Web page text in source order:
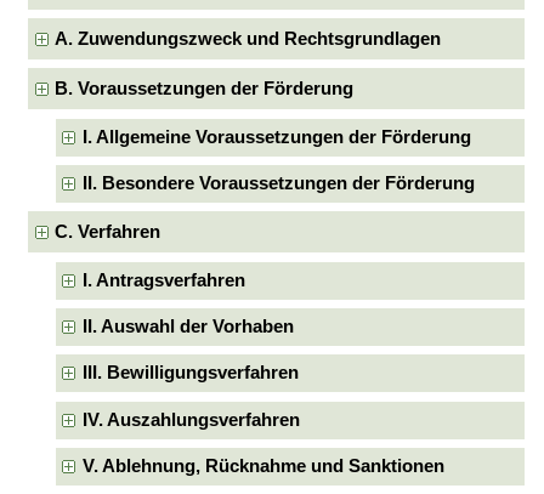
A. Zuwendungszweck und Rechtsgrundlagen
B. Voraussetzungen der Förderung
I. Allgemeine Voraussetzungen der Förderung
II. Besondere Voraussetzungen der Förderung
C. Verfahren
I. Antragsverfahren
II. Auswahl der Vorhaben
III. Bewilligungsverfahren
IV. Auszahlungsverfahren
V. Ablehnung, Rücknahme und Sanktionen